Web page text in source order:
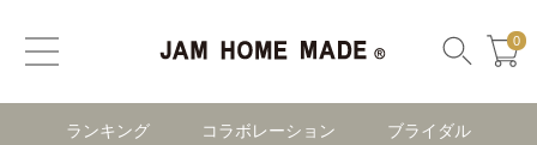
0
ランキング コラボレーション ブライダル